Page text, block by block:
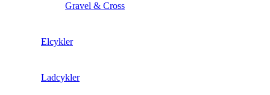
Gravel & Cross
Elcykler
Ladcykler